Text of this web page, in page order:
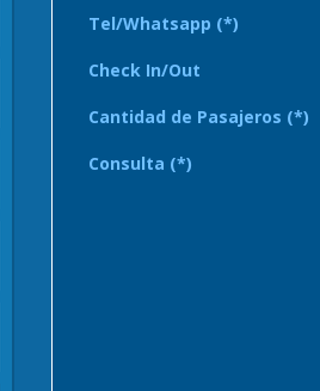
Tel/Whatsapp (*)
Check In/Out
Cantidad de Pasajeros (*)
Consulta (*)